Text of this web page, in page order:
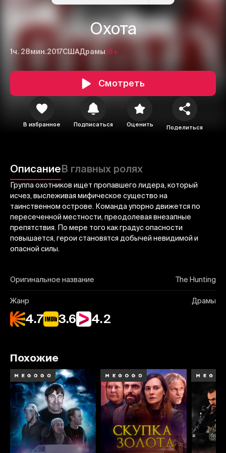
Охота
1ч. 28мин.2017СШАДрамы18+
Смотреть
В избранное Подписаться Оценить Поделиться
ОписаниеВ главных ролях
Группа охотников ищет пропавшего лидера, который
исчез, выслеживая мифическое существо на
таинственном острове. Команда упорно движется по
пересеченной местности, преодолевая внезапные
препятствия. По мере того как градус опасности
повышается, герои становятся добычей невидимой и
опасной силы.
Оригинальное название The Hunting
Жанр Драмы
4.7 3.6 4.2
3
Отправить
Похожие